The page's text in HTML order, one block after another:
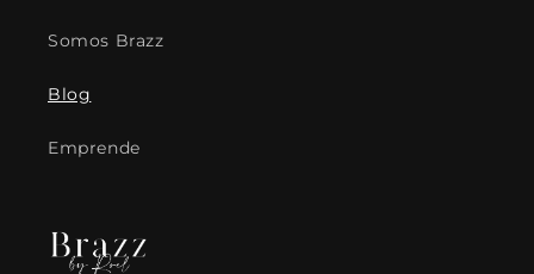
Somos Brazz
Blog
Emprende